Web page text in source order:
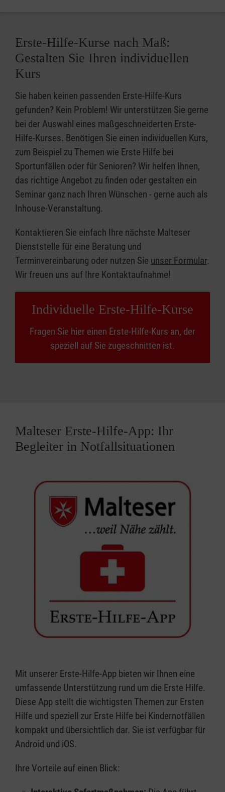
Erste-Hilfe-Kurse nach Maß:
Gestalten Sie Ihren individuellen
Kurs
Sie haben keinen passenden Erste-Hilfe-Kurs
gefunden? Kein Problem! Wir unterstützen Sie gerne
bei der Auswahl eines maßgeschneiderten Erste-
Hilfe-Kurses. Benötigen Sie einen individuellen Kurs,
zum Beispiel zu Themen wie Erste Hilfe bei
Sportunfällen oder für Senioren? Wir helfen Ihnen,
das richtige Angebot zu finden oder gestalten ein
Seminar ganz nach Ihren Wünschen - gerne auch als
Inhouse-Veranstaltung.
Kontaktieren Sie einfach Ihre nächste Malteser
Dienststelle für eine Beratung und
Terminvereinbarung oder nutzen Sie unser Formular.
Wir freuen uns auf Ihre Kontaktaufnahme!
Individuelle Erste-Hilfe-Kurse
Fragen Sie hier einen Erste-Hilfe-Kurs an, der
speziell auf Sie zugeschnitten ist.
Malteser Erste-Hilfe-App: Ihr
Begleiter in Notfallsituationen
Mit unserer Erste-Hilfe-App bieten wir Ihnen eine
umfassende Unterstützung rund um die Erste Hilfe.
Diese App stellt die wichtigsten Themen zur Ersten
Hilfe und speziell zur Erste Hilfe bei Kindernotfällen
kompakt und übersichtlich dar. Sie ist verfügbar für
Android und iOS.
Ihre Vorteile auf einen Blick: